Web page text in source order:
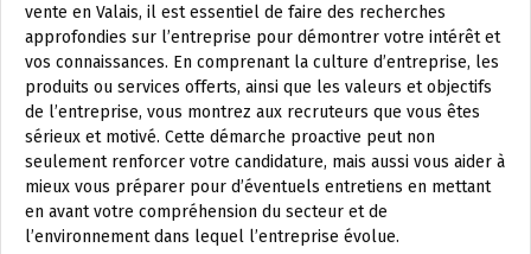
vente en Valais, il est essentiel de faire des recherches
approfondies sur l’entreprise pour démontrer votre intérêt et
vos connaissances. En comprenant la culture d’entreprise, les
produits ou services offerts, ainsi que les valeurs et objectifs
de l’entreprise, vous montrez aux recruteurs que vous êtes
sérieux et motivé. Cette démarche proactive peut non
seulement renforcer votre candidature, mais aussi vous aider à
mieux vous préparer pour d’éventuels entretiens en mettant
en avant votre compréhension du secteur et de
l’environnement dans lequel l’entreprise évolue.